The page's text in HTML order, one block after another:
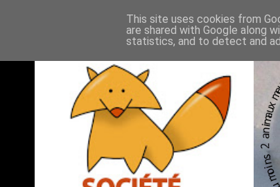
This site uses cookies from
are shared with Google along
statistics, and to detect and